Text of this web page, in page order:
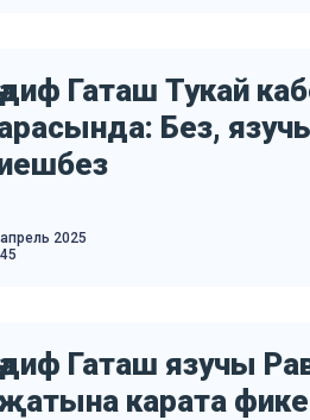
Гаташ Тукай
Без,
2025
Гаташ язучы
карата